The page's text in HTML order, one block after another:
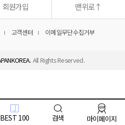
회원가입 맨위로↑
고객센터 이메일무단수집거부
All Rights Reserved.
BEST 100 검색 마이페이지